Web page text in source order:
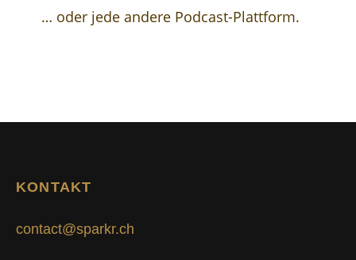
… oder jede andere Podcast-Plattform.
KONTAKT
contact@sparkr.ch